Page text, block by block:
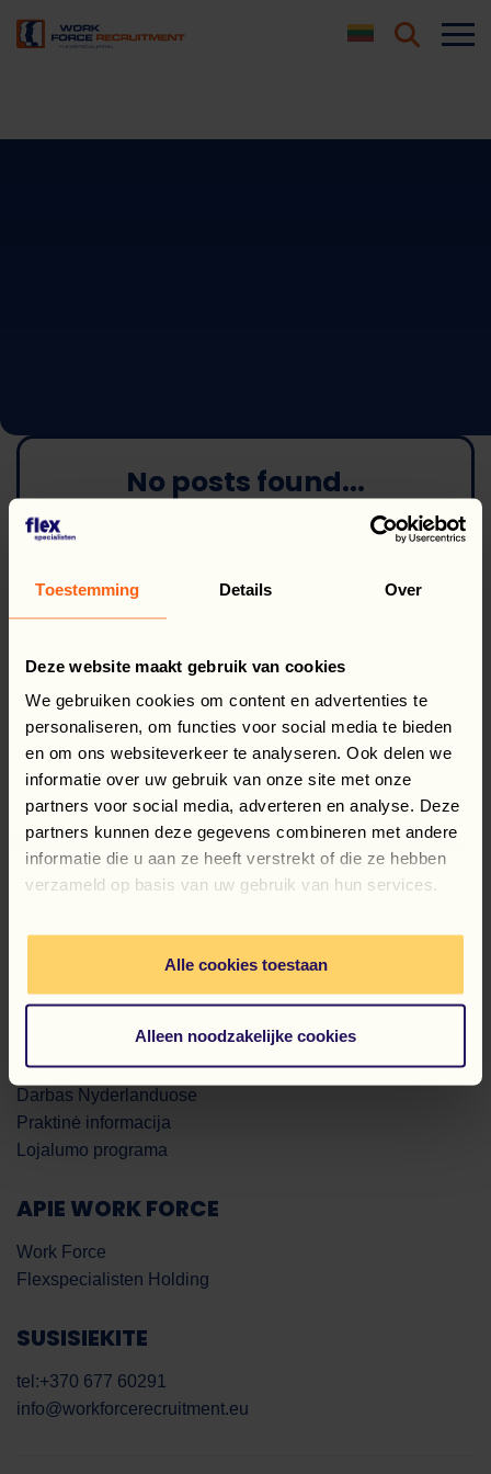
Toestemming Details Over
Deze website maakt gebruik van cookies
We gebruiken cookies om content en advertenties te
personaliseren, om functies voor social media te bieden
en om ons websiteverkeer te analyseren. Ook delen we
informatie over uw gebruik van onze site met onze
partners voor social media, adverteren en analyse. Deze
partners kunnen deze gegevens combineren met andere
informatie die u aan ze heeft verstrekt of die ze hebben
verzameld op basis van uw gebruik van hun services.
Alle cookies toestaan
Alleen noodzakelijke cookies
No posts found...
KANDIDATUI
Darbo pasiulymai
Registracija
Darbas Nyderlanduose
Praktinė informacija
Lojalumo programa
APIE WORK FORCE
Work Force
Flexspecialisten Holding
SUSISIEKITE
tel:+370 677 60291
info@workforcerecruitment.eu